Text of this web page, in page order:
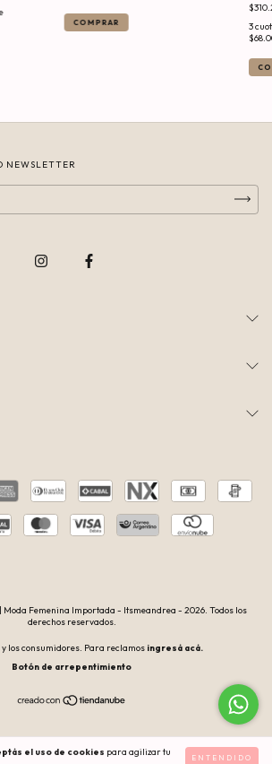
el uso de cookies para agilizar tu
ENTENDIDO
COMPRAR
NEWSLETTER
Moda Femenina Importada - Itsmeandrea - 2026. Todos los
derechos reservados.
y los consumidores. Para reclamos ingresá acá.
Botón de arrepentimiento